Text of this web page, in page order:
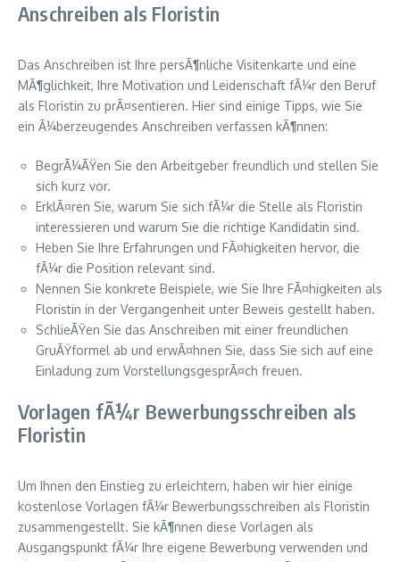
Anschreiben als Floristin
Das Anschreiben ist Ihre persÃ¶nliche Visitenkarte und eine
MÃ¶glichkeit, Ihre Motivation und Leidenschaft fÃ¼r den Beruf
als Floristin zu prÃ¤sentieren. Hier sind einige Tipps, wie Sie
ein Ã¼berzeugendes Anschreiben verfassen kÃ¶nnen:
BegrÃ¼ÃŸen Sie den Arbeitgeber freundlich und stellen Sie
sich kurz vor.
ErklÃ¤ren Sie, warum Sie sich fÃ¼r die Stelle als Floristin
interessieren und warum Sie die richtige Kandidatin sind.
Heben Sie Ihre Erfahrungen und FÃ¤higkeiten hervor, die
fÃ¼r die Position relevant sind.
Nennen Sie konkrete Beispiele, wie Sie Ihre FÃ¤higkeiten als
Floristin in der Vergangenheit unter Beweis gestellt haben.
SchlieÃŸen Sie das Anschreiben mit einer freundlichen
GruÃŸformel ab und erwÃ¤hnen Sie, dass Sie sich auf eine
Einladung zum VorstellungsgesprÃ¤ch freuen.
Vorlagen fÃ¼r Bewerbungsschreiben als
Floristin
Um Ihnen den Einstieg zu erleichtern, haben wir hier einige
kostenlose Vorlagen fÃ¼r Bewerbungsschreiben als Floristin
zusammengestellt. Sie kÃ¶nnen diese Vorlagen als
Ausgangspunkt fÃ¼r Ihre eigene Bewerbung verwenden und